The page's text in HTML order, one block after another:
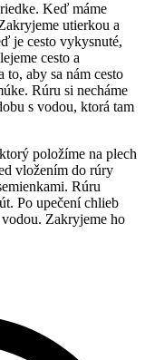
Keď máme
utierkou a
je cesto vykysnuté,
cesto a
aby sa nám cesto
Rúru si necháme
s vodou, ktorá tam
položíme na plech
vložením do rúry
Rúru
Po upečení chlieb
Zakryjeme ho